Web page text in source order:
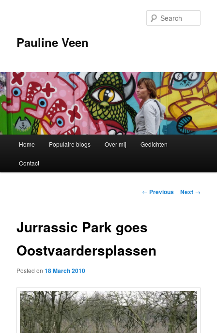
Pauline Veen
Skip
to
Home Populaire blogs Over mij Gedichten
Contact
Post
← Previous Next →
Jurrassic Park goes
Oostvaardersplassen
Posted on18 March 2010